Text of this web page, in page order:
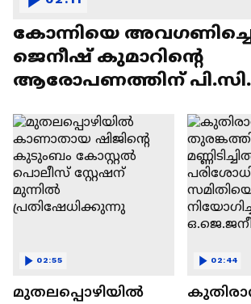
കോന്നിയെ
ജെനീഷ് കുമാറിൻ്റെ
ആരോപണത്തിന് പി.സി
മുതലപ്പൊഴിയിൽ
02:55 02:44